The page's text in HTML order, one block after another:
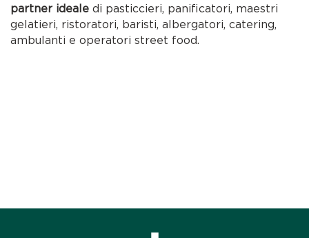
partner ideale di pasticcieri, panificatori, maestri
gelatieri, ristoratori, baristi, albergatori, catering,
ambulanti e operatori street food.